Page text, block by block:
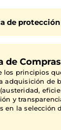
de
de Compras
los principios
adquisición de
y
en la selección